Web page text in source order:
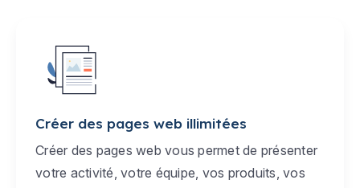
Créer des pages web illimitées
Créer des pages web vous permet de présenter
votre activité, votre équipe, vos produits, vos